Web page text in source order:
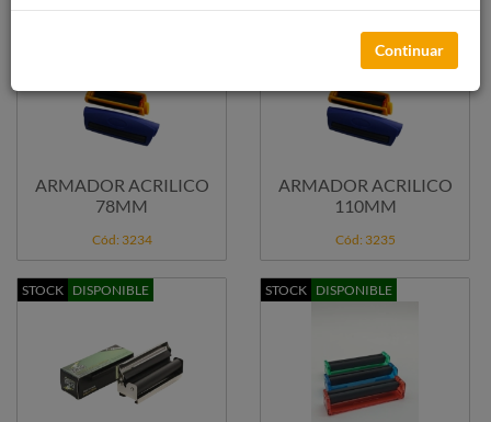
STOCK DISPONIBLE
ARMADOR ACRILICO
78MM
Cód: 3234
STOCK DISPONIBLE
ARMADOR ACRILICO
110MM
Cód: 3235
STOCK DISPONIBLE STOCK DISPONIBLE
Continuar